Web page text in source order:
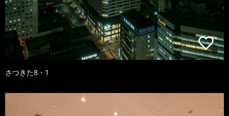
さつきた8・1